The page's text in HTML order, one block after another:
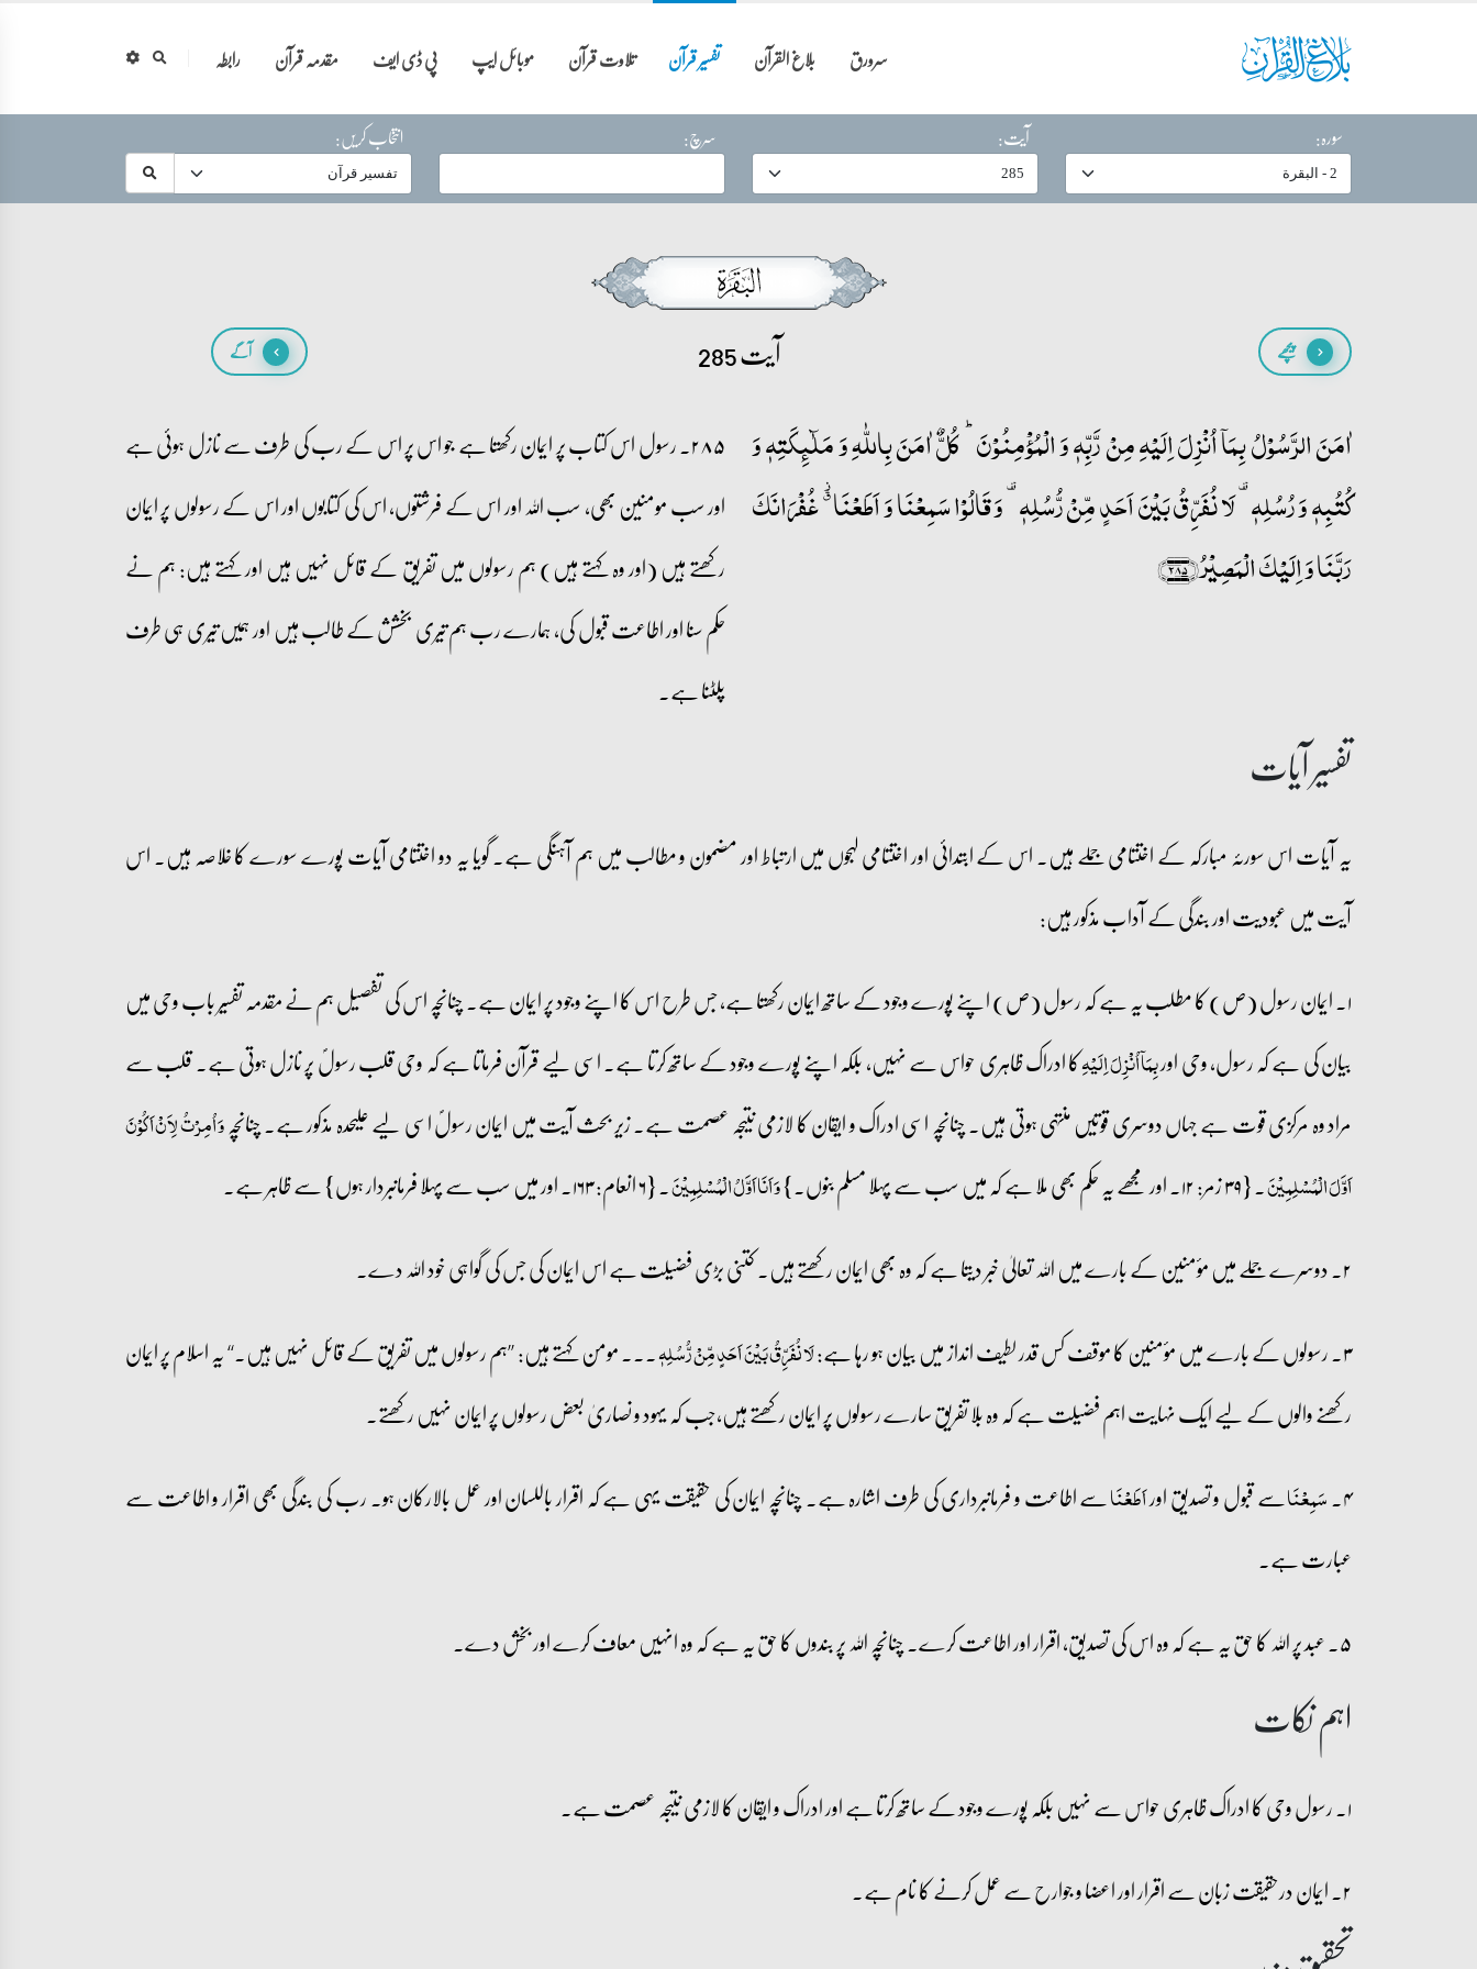
سرورق بلاغ القرآن تفسیر قرآن تلاوت قرآن موبائل ایپ پی ڈی ایف مقدمہ قرآن
رابطہ
سورہ:
آیت: سرچ: انتخاب کریں:
پیچھے آیت 285 آگے
اٰمَنَ الرَّسُوۡلُ بِمَاۤ اُنۡزِلَ اِلَیۡہِ مِنۡ رَّبِّہٖ وَ الۡمُؤۡمِنُوۡنَ ؕ کُلٌّ اٰمَنَ بِاللّٰہِ وَ مَلٰٓئِکَتِہٖ وَ
کُتُبِہٖ وَ رُسُلِہٖ ۟ لَا نُفَرِّقُ بَیۡنَ اَحَدٍ مِّنۡ رُّسُلِہٖ ۟ وَ قَالُوۡا سَمِعۡنَا وَ اَطَعۡنَا ٭۫ غُفۡرَانَکَ
رَبَّنَا وَ اِلَیۡکَ الۡمَصِیۡرُ﴿۲۸۵﴾
۲۸۵۔ رسول اس کتاب پر ایمان رکھتا ہے جو اس پر اس کے رب کی طرف سے نازل ہوئی ہے
اور سب مومنین بھی، سب اللہ اور اس کے فرشتوں، اس کی کتابوں اور اس کے رسولوں پر ایمان
رکھتے ہیں (اور وہ کہتے ہیں) ہم رسولوں میں تفریق کے قائل نہیں ہیں اور کہتے ہیں: ہم نے
حکم سنا اور اطاعت قبول کی، ہمارے رب ہم تیری بخشش کے طالب ہیں اور ہمیں تیری ہی طرف
پلٹنا ہے۔
تفسیر آیات
یہ آیات اس سورئہ مبارکہ کے اختتامی جملے ہیں۔ اس کے ابتدائی اور اختتامی لہجوں میں ارتباط اور مضمون و مطالب میں ہم آہنگی ہے۔ گویا یہ دو اختتامی آیات پورے سورے کا خلاصہ ہیں۔ اس
آیت میں عبودیت اور بندگی کے آداب مذکور ہیں:
۱۔ ایمان رسول (ص) کا مطلب یہ ہے کہ رسول (ص) اپنے پورے وجود کے ساتھ ایمان رکھتا ہے، جس طرح اس کا اپنے وجود پر ایمان ہے۔ چنانچہ اس کی تفصیل ہم نے مقدمہ تفسیر باب وحی میں
بیان کی ہے کہ رسول، وحی اوربِمَاۤ اُنۡزِلَ اِلَیۡہِکا ادراک ظاہری حواس سے نہیں، بلکہ اپنے پورے وجود کے ساتھ کرتا ہے۔ اسی لیے قرآن فرماتا ہے کہ وحی قلب رسولؐ پر نازل ہوتی ہے۔ قلب سے
مراد وہ مرکزی قوت ہے جہاں دوسری قوتیں منتہی ہوتی ہیں۔ چنانچہ اسی ادراک و ایقان کا لازمی نتیجہ عصمت ہے۔ زیر بحث آیت میں ایمان رسولؐ اسی لیے علیحدہ مذکور ہے۔ چنانچہوَ اُمِرۡتُ لِاَنۡ اَکُوۡنَ
اَوَّلَ الۡمُسۡلِمِیۡنَ۔ {۳۹ زمر: ۱۲۔ اور مجھے یہ حکم بھی ملا ہے کہ میں سب سے پہلا مسلم بنوں۔} وَ اَنَا اَوَّلُ الۡمُسۡلِمِیۡنَ۔ {۶ انعام: ۱۶۳۔ اور میں سب سے پہلا فرمانبردار ہوں} سے ظاہر ہے۔
۲۔ دوسرے جملے میں مؤمنین کے بارے میں اللہ تعالیٰ خبر دیتا ہے کہ وہ بھی ایمان رکھتے ہیں۔ کتنی بڑی فضیلت ہے اس ایمان کی جس کی گواہی خود اللہ دے۔
۳۔ رسولوں کے بارے میں مؤمنین کا موقف کس قدر لطیف انداز میں بیان ہو رہا ہے:
لَا نُفَرِّقُ بَیۡنَ اَحَدٍ مِّنۡ رُّسُلِہٖ۔۔۔ مومن کہتے ہیں: ’’ہم رسولوں میں تفریق کے قائل نہیں ہیں۔‘‘ یہ اسلام پر ایمان
رکھنے والوں کے لیے ایک نہایت اہم فضیلت ہے کہ وہ بلا تفریق سارے رسولوں پر ایمان رکھتے ہیں،جب کہ یہود و نصاریٰ بعض رسولوں پر ایمان نہیں رکھتے۔
۴۔ سَمِعۡنَاسے قبول و تصدیق اوراَطَعۡنَاسے اطاعت و فرمانبرداری کی طرف اشارہ ہے۔ چنانچہ ایمان کی حقیقت یہی ہے کہ اقرار باللسان اور عمل بالارکان ہو۔ رب کی بندگی بھی اقرار و اطاعت سے
عبارت ہے۔
۵۔ عبد پر اللہ کا حق یہ ہے کہ وہ اس کی تصدیق، اقرار اور اطاعت کرے۔ چنانچہ اللہ پر بندوں کا حق یہ ہے کہ وہ انہیں معاف کرے اور بخش دے۔
اہم نکات
۱۔ رسول وحی کا ادراک ظاہری حواس سے نہیں بلکہ پورے وجود کے ساتھ کرتا ہے اور ادراک و ایقان کا لازمی نتیجہ عصمت ہے۔
۲۔ ایمان درحقیقت زبان سے اقرار اور اعضا و جوارح سے عمل کرنے کا نام ہے۔